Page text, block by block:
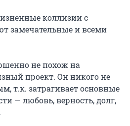
коллизии с
замечательные и всеми
не похож на
проект. Он никого не
т.к. затрагивает основные
— любовь, верность, долг,